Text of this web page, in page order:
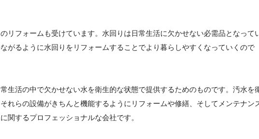
リフォームも受けています。水回りは日常生活に欠かせない必需品となって
がるように水回りをリフォームすることでより暮らしやすくなっていくので
生活の中で欠かせない水を衛生的な状態で提供するためのものです。汚水を
れらの設備がきちんと機能するようにリフォームや修繕、そしてメンテナン
関するプロフェッショナルな会社です。